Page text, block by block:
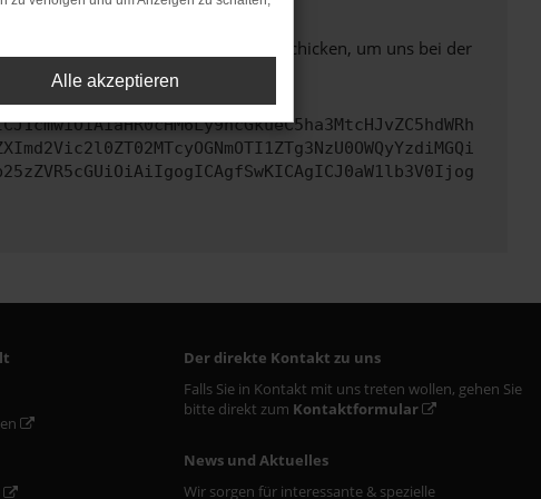
Du kannst uns diesen Text schicken, um uns bei der
Der direkte Kontakt zu uns
Falls Sie in Kontakt mit uns treten wollen, gehen Sie
bitte direkt zum Kontaktformular
News und Aktuelles
Wir sorgen für interessante & spezielle
Alle akzeptieren